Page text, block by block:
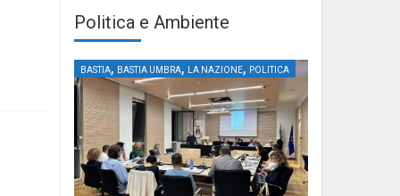
Politica e Ambiente
BASTIA, BASTIA UMBRA, LA NAZIONE, POLITICA